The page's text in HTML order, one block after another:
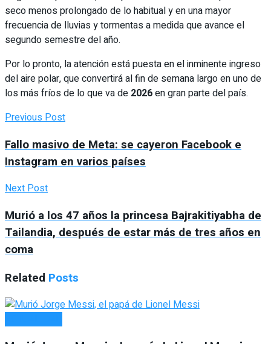
seco menos prolongado de lo habitual y en una mayor
frecuencia de lluvias y tormentas a medida que avance el
segundo semestre del año.
Por lo pronto, la atención está puesta en el inminente ingreso
del aire polar, que convertirá al fin de semana largo en uno de
los más fríos de lo que va de 2026en gran parte del país.
Previous Post
Fallo masivo de Meta: se cayeron Facebook e
Instagram en varios países
Next Post
Murió a los 47 años la princesa Bajrakitiyabha de
Tailandia, después de estar más de tres años en
coma
Related Posts